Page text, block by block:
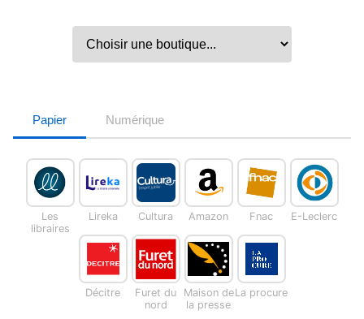
Papier Numérique
Les
libraires
Lireka Cultura Amazon Fnac E-Leclerc
Décitre
Furet du
nord
Maison de
la presse
La procure